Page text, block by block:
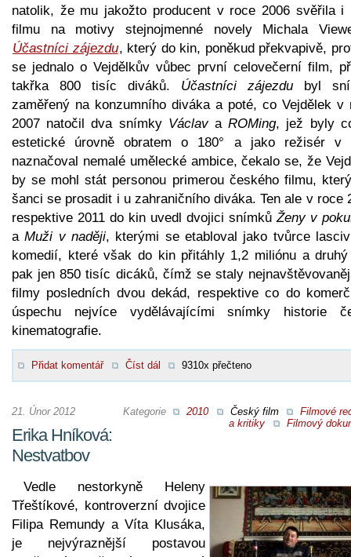
natolik, že mu jakožto producent v roce 2006 svěřila i
filmu na motivy stejnojmenné novely Michala
Účastníci zájezdu, který do kin, poněkud překvapivě,
se jednalo o Vejdělkův vůbec první celovečerní film,
takřka 800 tisíc diváků. Účastníci zájezdu byl
zaměřený na konzumního diváka a poté, co Vejdělek v
2007 natočil dva snímky VáclavaROMing, jež byly
estetické úrovně obratem o 180° a jako režisér v
naznačoval nemalé umělecké ambice, čekalo se, že
by se mohl stát personou primerou českého filmu,
šanci se prosadit i u zahraničního diváka. Ten ale v roce
respektive 2011 do kin uvedl dvojici snímků Ženy v
aMuži v naději, kterými se etabloval jako tvůrce
komedií, které však do kin přitáhly 1,2 miliónu a
pak jen 850 tisíc dicáků, čímž se staly
filmy posledních dvou dekád, respektive co do
úspechu nejvíce vydělávajícími snímky historie
kinematografie.
Přidat komentář Číst dál 9310x přečteno
Kategorie 2010 Český film
Filmové
a kritiky
Filmový
21. Únor 2012
Erika Hníková:
Nestvatbov
Vedle nestorkyně Heleny
Třeštíkové, kontroverzní dvojice
Filipa Remundy a Víta Klusáka,
je nejvýraznější postavou